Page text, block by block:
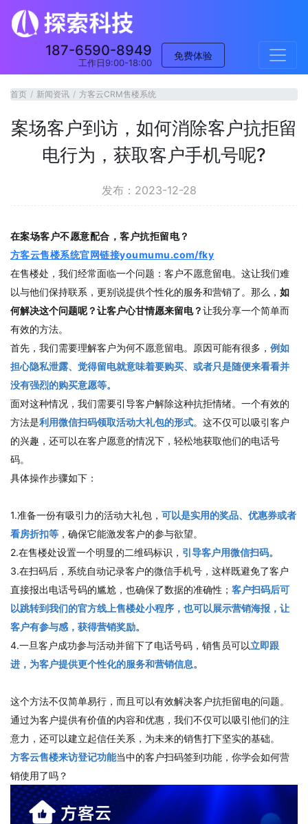
187-6590-8949
工作日9:00-18:00
免费体验
首页 新闻资讯 方客云CRM售楼系统
案场客户到访，如何消除客户抗拒留
电行为，获取客户手机号呢?
发布：2023-12-28
在案场客户不愿意配合，客户抗拒留电？
方客云售楼系统官网链接youmumu.com/fky
在售楼处，我们经常面临一个问题：客户不愿意留电。这让我们难
以与他们保持联系，更别说提供个性化的服务和营销了。那么， 如
何解决这个问题呢？让客户心甘情愿来留电？让我分享一个简单而
有效的方法。
首先，我们需要理解客户为何不愿意留电。原因可能有很多， 例如
担心隐私泄露、觉得留电就意味着要购买、或者只是随便来看看并
没有强烈的购买意愿等。
面对这种情况，我们需要引导客户解除这种抗拒情绪。一个有效的
方法是利用微信扫码领取活动大礼包的形式。这不仅可以吸引客户
的兴趣，还可以在客户愿意的情况下，轻松地获取他们的电话号
码。
具体操作步骤如下：
1.准备一份有吸引力的活动大礼包， 可以是实用的奖品、优惠券或者
看房折扣等 ，确保它能激发客户的参与欲望。
2.在售楼处设置一个明显的二维码标识， 引导客户用微信扫码。
3.在扫码后，系统自动记录客户的微信手机号，这样既避免了客户
直接报出电话号码的尴尬，也确保了数据的准确性； 客户扫码后可
以跳转到我们的官方线上售楼处小程序，也可以展示营销海报，让
客户有参与感，获得营销奖励。
4.一旦客户成功参与活动并留下了电话号码，销售员可以立即跟
进，为客户提供更个性化的服务和营销信息。
这个方法不仅简单易行，而且可以有效解决客户抗拒留电的问题。
通过为客户提供有价值的内容和优惠，我们不仅可以吸引他们的注
意力，还可以建立起信任关系，为未来的销售打下坚实的基础。
方客云售楼来访登记功能当中的客户扫码签到功能，你学会如何营
销使用了吗？